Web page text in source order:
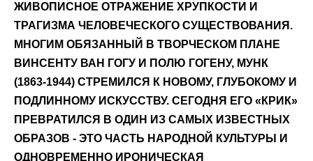
ЖИВОПИСНОЕ ОТРАЖЕНИЕ ХРУПКОСТИ И
ТРАГИЗМА ЧЕЛОВЕЧЕСКОГО СУЩЕСТВОВАНИЯ.
МНОГИМ ОБЯЗАННЫЙ В ТВОРЧЕСКОМ ПЛАНЕ
ВИНСЕНТУ ВАН ГОГУ И ПОЛЮ ГОГЕНУ, МУНК
(1863-1944) СТРЕМИЛСЯ К НОВОМУ, ГЛУБОКОМУ И
ПОДЛИННОМУ ИСКУССТВУ. СЕГОДНЯ ЕГО «КРИК»
ПРЕВРАТИЛСЯ В ОДИН ИЗ САМЫХ ИЗВЕСТНЫХ
ОБРАЗОВ - ЭТО ЧАСТЬ НАРОДНОЙ КУЛЬТУРЫ И
ОДНОВРЕМЕННО ИРОНИЧЕСКАЯ